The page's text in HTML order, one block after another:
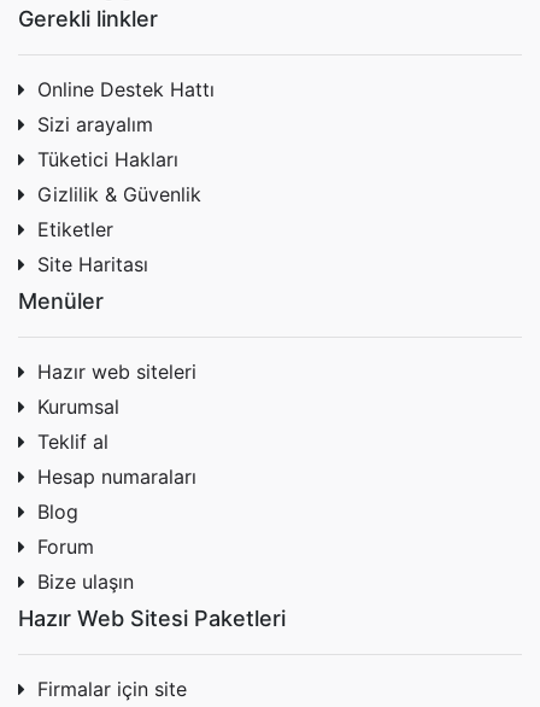
Gerekli linkler
Online Destek Hattı
Sizi arayalım
Tüketici Hakları
Gizlilik & Güvenlik
Etiketler
Site Haritası
Menüler
Hazır web siteleri
Kurumsal
Teklif al
Hesap numaraları
Blog
Forum
Bize ulaşın
Hazır Web Sitesi Paketleri
Firmalar için site